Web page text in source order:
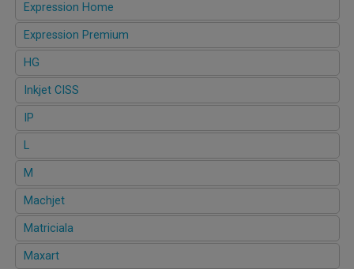
Expression Home
Expression Premium
HG
Inkjet CISS
IP
L
M
Machjet
Matriciala
Maxart